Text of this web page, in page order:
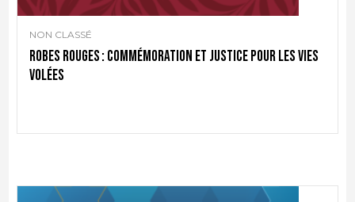
NON CLASSÉ
Robes rouges : commémoration et justice pour les vies
volées